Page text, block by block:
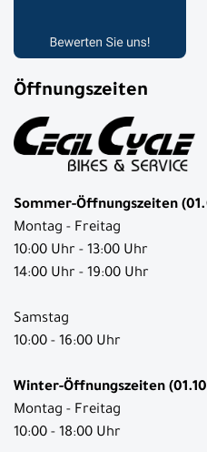
Öffnungszeiten
Sommer-Öffnungszeiten
Montag - Freitag
10:00 Uhr - 13:00 Uhr
14:00 Uhr - 19:00 Uhr
Samstag
10:00 - 16:00 Uhr
Winter-Öffnungszeiten
Montag - Freitag
10:00 - 18:00 Uhr